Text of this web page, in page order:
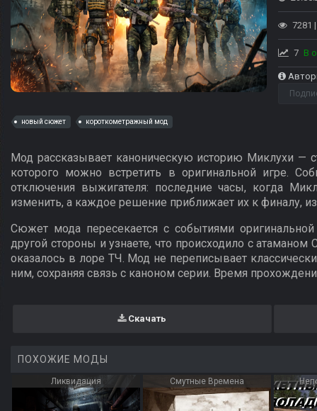
7281
7 В
новый сюжет короткометражный мод
Мод рассказывает каноническую историю Миклухи —
которого можно встретить в оригинальной игре.
отключения выжигателя: последние часы, когда
изменить, а каждое решение приближает их к финалу,
Сюжет мода пересекается с событиями
другой стороны и узнаете, что происходило с
оказалось в лоре ТЧ. Мод не переписывает
ним, сохраняя связь с каноном серии. Время
Скачать
ПОХОЖИЕ МОДЫ
Ликвидация Смутные Времена